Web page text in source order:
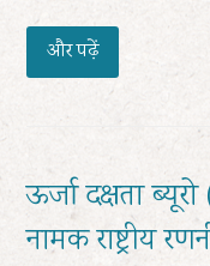
और पढ़ें
ऊर्जा दक्षता
नामक राष्ट्रीय